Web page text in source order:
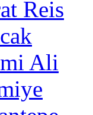
Reis
Ali